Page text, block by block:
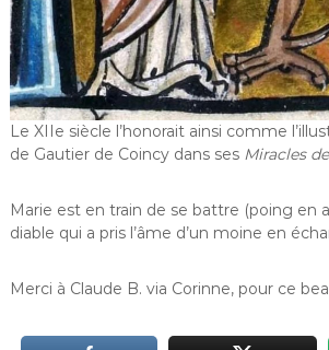
Le XIIe siècle l’honorait ainsi comme
de Gautier de Coincy dans ses Miracles
Marie est en train de se battre (poing en
diable qui a pris l’âme d’un moine en
Merci à Claude B. via Corinne, pour ce